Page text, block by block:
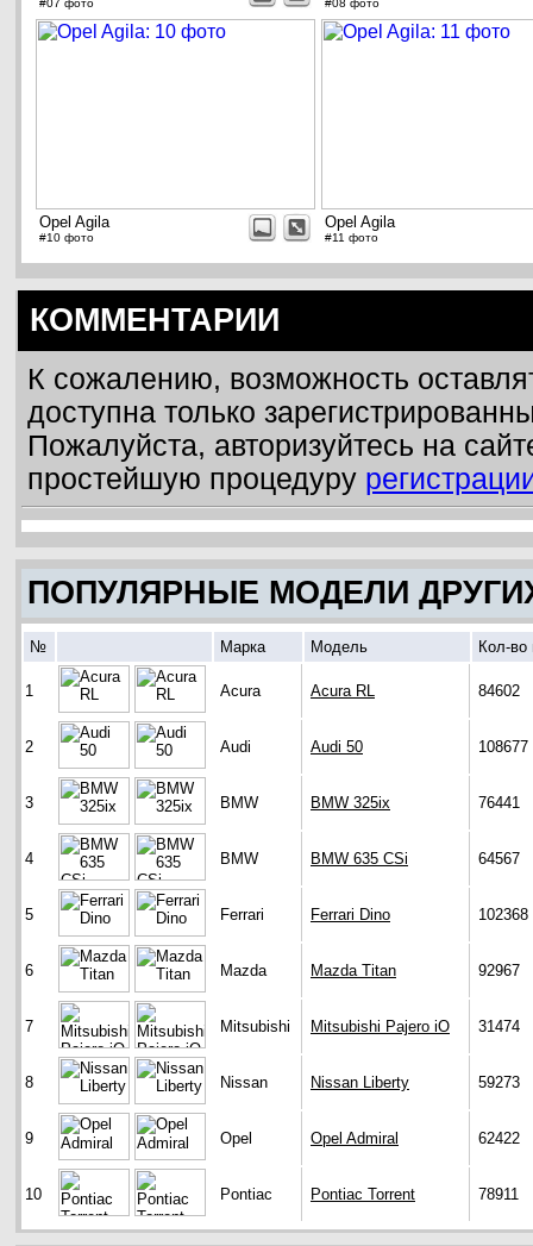
#07 фото #08 фото
Opel Agila
#10 фото
Opel Agila
#11 фото
КОММЕНТАРИИ
К сожалению, возможность
доступна только
Пожалуйста, авторизуйтесь на
простейшую процедуру
ПОПУЛЯРНЫЕ МОДЕЛИ
№ Марка Модель Кол-во
1 Acura Acura RL 84602
2 Audi Audi 50 108677
3 BMW BMW 325ix 76441
4 BMW BMW 635 CSi 64567
5 Ferrari Ferrari Dino 102368
6 Mazda Mazda Titan 92967
7 Mitsubishi Mitsubishi Pajero iO 31474
8 Nissan Nissan Liberty 59273
9 Opel Opel Admiral 62422
10 Pontiac Pontiac Torrent 78911